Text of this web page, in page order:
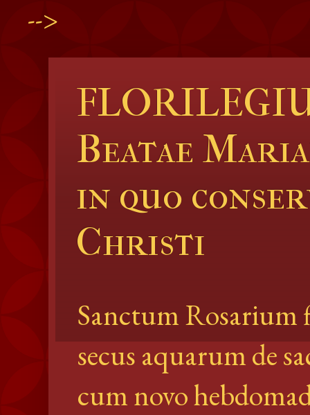
-->
Beatae
in quo
Christi
Sanctum Rosarium
secus aquarum de
cum novo